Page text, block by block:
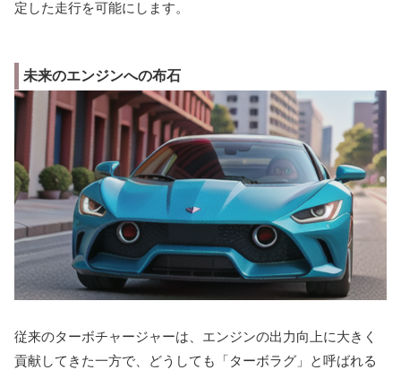
定した走行を可能にします。
未来のエンジンへの布石
従来のターボチャージャーは、エンジンの出力向上に大きく
貢献してきた一方で、どうしても「ターボラグ」と呼ばれる